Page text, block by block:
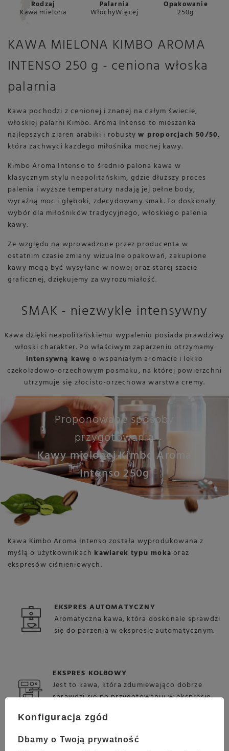
Rodzaj
Kawa mielona
Palarnia
WłochyWięcej
Opakowanie
250g
KAWA MIELONA KIMBO AROMA
INTENSO 250 g - ceniona włoska
palarnia
Kawa pochodzi z cenionej i znanej na całym świecie,
włoskiej palarni Kimbo. Aroma Intenso to mieszanka
najlepszych ziaren arabiki i robustyw proporcjach 50/50,
która zachwyci każdego miłośnika mocnej kawy.
Kimbo Aroma Intenso to średnio palona kawa w
klasycznym stylu neapolitańskim, gdzie dłuższy proces
palenia i wyższe temperatury nadają jej pełne body,
wyraźną moc i głęboki, zdecydowany smak. To doskonały
wybór dla miłośników tradycyjnego, włoskiego palenia
kawy.
Ze względu na wprowadzone przez producenta w
ostatnim czasie zmiany wizualne opakowań, zakupione
kawy mogą być wysyłane w nowej oraz starej szacie
graficznej, dziękujemy za wyrozumiałość.
SMAK - niezwykle intensywny
Kawa dzięki neapolitańskiemu wypaleniu posiada prawdziwy
włoski charakter. Po właściwym zaparzeniu otrzymamy
intensywną kawę o wspaniałym aromacie i lekko
czekoladowo-orzechowym posmaku, na której powierzchni
utrzymuje się złocisto-orzechowa warstwa cremy.
Proponowane sposoby
przygotowania
Kawy mielonej Kimbo Aroma
Intenso 250g
Kawa Kimbo Aroma Intenso została wyprodukowana z
myślą o użytkownikach kawiarek typu moka oraz
ekspresów ciśnieniowych.
EKSPRES AUTOMATYCZNY
Aromatyczna kawa, która doskonale sprawdzi
się do parzenia w ekspresie automatycznym.
EKSPRES KOLBOWY
Jest to kawa, która zdumiewająco dobrze
sprawdzi się po przygotowaniu w ekspresie
Konfiguracja zgód
Dbamy o Twoją prywatność